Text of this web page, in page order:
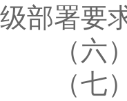
级部署要
（六）
（七）